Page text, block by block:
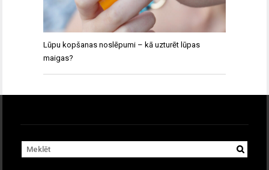
Lūpu kopšanas noslēpumi – kā uzturēt lūpas
maigas?